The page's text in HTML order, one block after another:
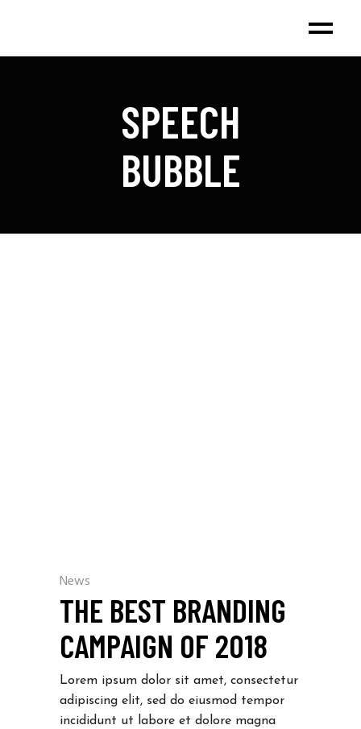
SPEECH
BUBBLE
News
THE BEST BRANDING
CAMPAIGN OF 2018
Lorem ipsum dolor sit amet, consectetur
adipiscing elit, sed do eiusmod tempor
incididunt ut labore et dolore magna